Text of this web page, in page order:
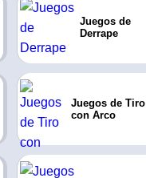
Juegos de
Derrape
Juegos de Tiro
con Arco